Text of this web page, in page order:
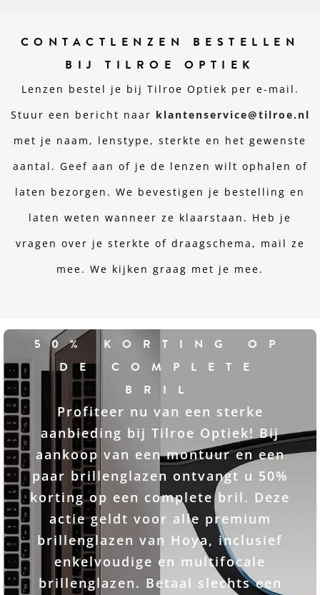
CONTACTLENZEN BESTELLEN
BIJ TILROE OPTIEK
Lenzen bestel je bij Tilroe Optiek per e-mail.
Stuur een bericht naar klantenservice@tilroe.nl
met je naam, lenstype, sterkte en het gewenste
aantal. Geef aan of je de lenzen wilt ophalen of
laten bezorgen. We bevestigen je bestelling en
laten weten wanneer ze klaarstaan. Heb je
vragen over je sterkte of draagschema, mail ze
mee. We kijken graag met je mee.
50% KORTING OP
DE COMPLETE
BRIL
Profiteer nu van een sterke
aanbieding bij Tilroe Optiek! Bij
aankoop van een montuur en een
paar brillenglazen ontvangt u 50%
korting op een complete bril. Deze
actie geldt voor alle premium
brillenglazen van Hoya, inclusief
enkelvoudige en multifocale
brillenglazen. Betaal slechts een